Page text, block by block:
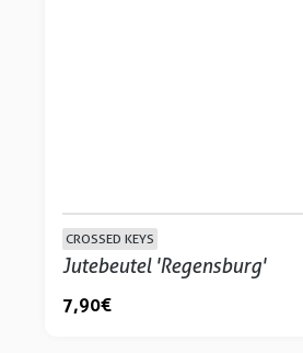
CROSSED KEYS
Jutebeutel 'Regensburg'
7,90 €